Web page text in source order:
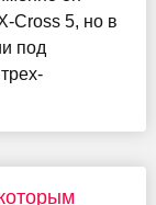
Cross 5, но в
под